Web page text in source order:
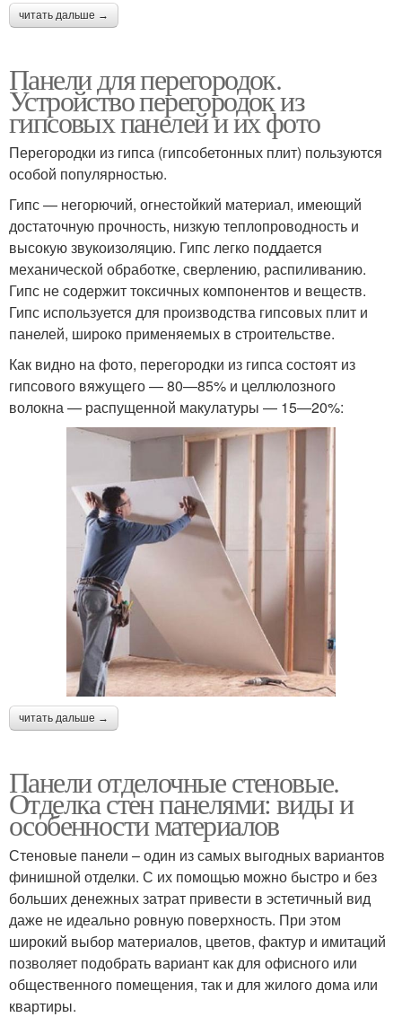
читать дальше →
Панели для перегородок.
Устройство перегородок из
гипсовых панелей и их фото
Перегородки из гипса (гипсобетонных плит) пользуются
особой популярностью.
Гипс — негорючий, огнестойкий материал, имеющий
достаточную прочность, низкую теплопроводность и
высокую звукоизоляцию. Гипс легко поддается
механической обработке, сверлению, распиливанию.
Гипс не содержит токсичных компонентов и веществ.
Гипс используется для производства гипсовых плит и
панелей, широко применяемых в строительстве.
Как видно на фото, перегородки из гипса состоят из
гипсового вяжущего — 80—85% и целлюлозного
волокна — распущенной макулатуры — 15—20%:
читать дальше →
Панели отделочные стеновые.
Отделка стен панелями: виды и
особенности материалов
Стеновые панели – один из самых выгодных вариантов
финишной отделки. С их помощью можно быстро и без
больших денежных затрат привести в эстетичный вид
даже не идеально ровную поверхность. При этом
широкий выбор материалов, цветов, фактур и имитаций
позволяет подобрать вариант как для офисного или
общественного помещения, так и для жилого дома или
квартиры.